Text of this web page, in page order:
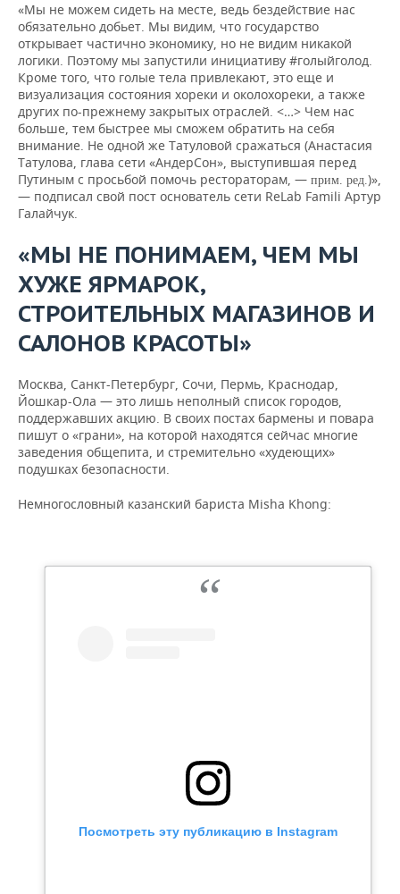
«Мы не можем сидеть на месте, ведь бездействие нас
обязательно добьет. Мы видим, что государство
открывает частично экономику, но не видим никакой
логики. Поэтому мы запустили инициативу #голыйголод.
Кроме того, что голые тела привлекают, это еще и
визуализация состояния хореки и околохореки, а также
других по-прежнему закрытых отраслей. <…> Чем нас
больше, тем быстрее мы сможем обратить на себя
внимание. Не одной же Татуловой сражаться (Анастасия
Татулова, глава сети «АндерСон», выступившая перед
Путиным с просьбой помочь рестораторам, — прим. ред.)»,
— подписал свой пост основатель сети ReLab Famili Артур
Галайчук.
«МЫ НЕ ПОНИМАЕМ, ЧЕМ МЫ
ХУЖЕ ЯРМАРОК,
СТРОИТЕЛЬНЫХ МАГАЗИНОВ И
САЛОНОВ КРАСОТЫ»
Москва, Санкт-Петербург, Сочи, Пермь, Краснодар,
Йошкар-Ола — это лишь неполный список городов,
поддержавших акцию. В своих постах бармены и повара
пишут о «грани», на которой находятся сейчас многие
заведения общепита, и стремительно «худеющих»
подушках безопасности.
Немногословный казанский бариста Misha Khong:
Посмотреть эту публикацию в Instagram